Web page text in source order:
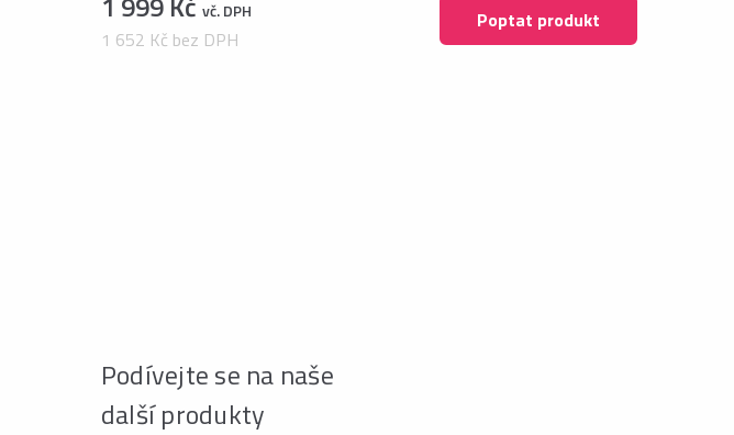
vč. DPH
1 652 Kč bez DPH
Poptat produkt
Podívejte se na naše
další produkty